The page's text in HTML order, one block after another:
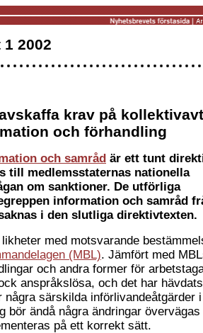
2002
krav på
och förhandling
och samråd är ett tunt
till medlemsstaternas nationella
om sanktioner. De utförliga
information och samråd
i den slutliga direktivtexten.
med motsvarande
(MBL). Jämfört med
och andra former för
anspråkslösa, och det har
särskilda införlivandeåtgärder
bör ändå några ändringar
på ett korrekt sätt.